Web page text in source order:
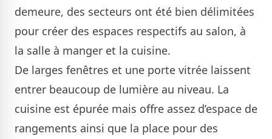
demeure, des secteurs ont été bien délimitées
pour créer des espaces respectifs au salon, à
la salle à manger et la cuisine.
De larges fenêtres et une porte vitrée laissent
entrer beaucoup de lumière au niveau. La
cuisine est épurée mais offre assez d’espace de
rangements ainsi que la place pour des